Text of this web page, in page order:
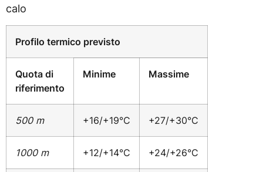
calo
Profilo termico previsto
Quota di
riferimento
Minime Massime
500 m +16/+19°C +27/+30°C
1000 m +12/+14°C +24/+26°C